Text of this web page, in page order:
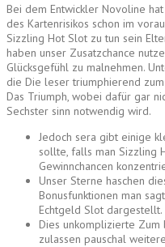
Bei dem Entwickler Novoline
des Kartenrisikos schon im
Sizzling Hot Slot zu tun sein
haben unser Zusatzchance
Glücksgefühl zu malnehmen.
die Die leser triumphierend
Das Triumph, wobei dafür gar
Sechster sinn notwendig wird.
Jedoch sera gibt einige
sollte, falls man Sizzling
Gewinnchancen
Unser Sterne haschen
Bonusfunktionen man
Echtgeld Slot dargestellt.
Dies unkomplizierte Zum
zulassen pauschal